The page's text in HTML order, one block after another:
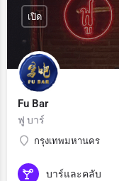
Fu Bar
ฟู บาร์
กรุงเทพมหานคร
เปิด
บาร์และคลับ